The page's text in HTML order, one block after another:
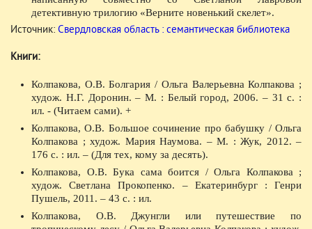
детективную трилогию «Верните новенький скелет».
Источник: Свердловская область : семантическая библиотека
Книги:
Колпакова, О.В. Болгария / Ольга Валерьевна Колпакова ;
худож. Н.Г. Доронин. – М. : Белый город, 2006. – 31 с. :
ил. - (Читаем сами). +
Колпакова, О.В. Большое сочинение про бабушку / Ольга
Колпакова ; худож. Мария Наумова. – М. : Жук, 2012. –
176 с. : ил. – (Для тех, кому за десять).
Колпакова, О.В. Бука сама боится / Ольга Колпакова ;
худож. Светлана Прокопенко. – Екатеринбург : Генри
Пушель, 2011. – 43 с. : ил.
Колпакова, О.В. Джунгли или путешествие по